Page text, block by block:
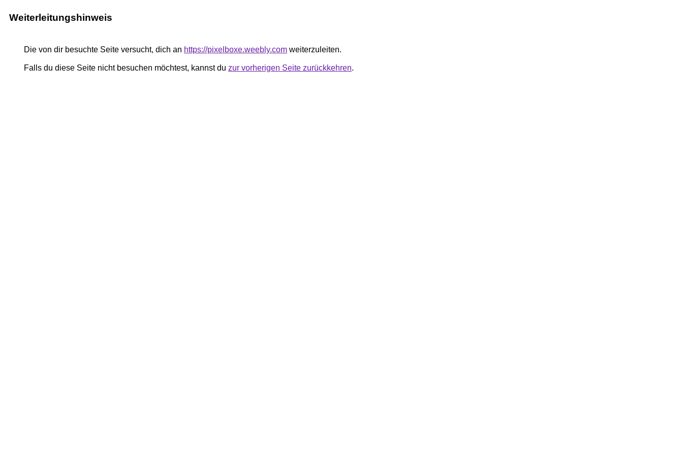
Weiterleitungshinweis
Die von dir besuchte Seite versucht, dich an https://pixelboxe.weebly.com weiterzuleiten.
Falls du diese Seite nicht besuchen möchtest, kannst du zur vorherigen Seite zurückkehren.